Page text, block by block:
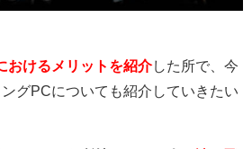
おけるメリットを紹介した所で、今
グPCについても紹介していきたい